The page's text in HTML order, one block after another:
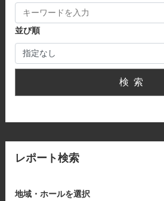
並び順
検索
レポート検索
地域・ホールを選択